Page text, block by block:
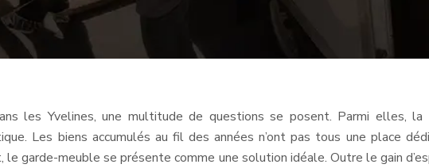
les Yvelines, une multitude de questions se posent. Parmi elles, la
Les biens accumulés au fil des années n’ont pas tous une place
le garde-meuble se présente comme une solution idéale. Outre le gain